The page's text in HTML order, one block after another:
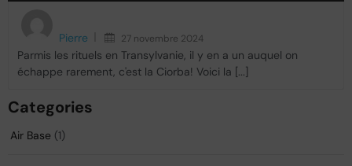
Pierre 27 novembre 2024
Parmis les rituels en Transylvanie, il y en a un auquel on
échappe rarement, c'est la Ciorba! Voici la [...]
Categories
Air Base (1)